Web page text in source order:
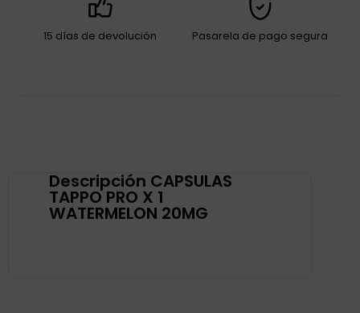
15 días de devolución Pasarela de pago segura
Descripción CAPSULAS
TAPPO PRO X 1
WATERMELON 20MG